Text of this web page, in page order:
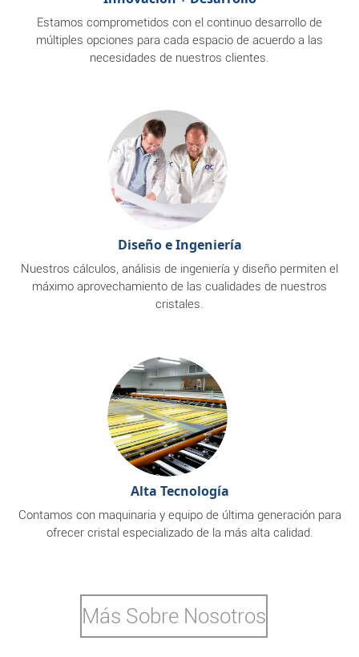
Estamos comprometidos con el continuo desarrollo de
múltiples opciones para cada espacio de acuerdo a las
necesidades de nuestros clientes.
Diseño e Ingeniería
Nuestros cálculos, análisis de ingeniería y diseño permiten el
máximo aprovechamiento de las cualidades de nuestros
cristales.
Alta Tecnología
Contamos con maquinaria y equipo de última generación para
ofrecer cristal especializado de la más alta calidad.
Más Sobre Nosotros